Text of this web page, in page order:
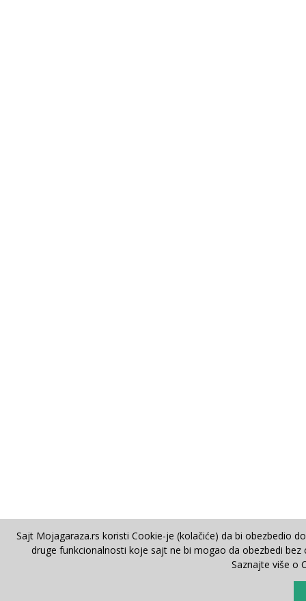
Sajt Mojagaraza.rs koristi Cookie-je (kolačiće) da bi obezbedio
druge funkcionalnosti koje sajt ne bi mogao da obezbedi
Saznajte više o